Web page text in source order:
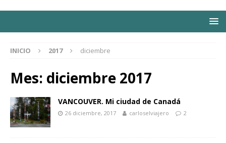
INICIO 2017 diciembre
Mes: diciembre 2017
VANCOUVER. Mi ciudad de Canadá
26 diciembre, 2017 carloselviajero 2